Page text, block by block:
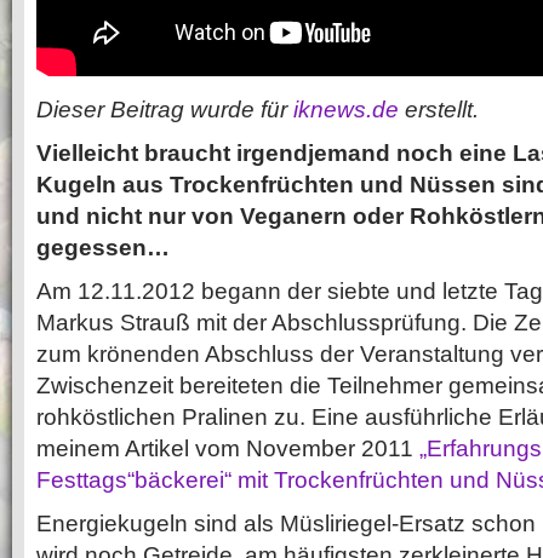
Dieser Beitrag wurde füriknews.de erstellt.
Vielleicht braucht irgendjemand noch eine
Kugeln aus Trockenfrüchten und Nüssen
und nicht nur von Veganern oder
gegessen…
Am 12.11.2012 begann der siebte und letzte
Markus Strauß mit der Abschlussprüfung. Die
zum krönenden Abschluss der Veranstaltung
Zwischenzeit bereiteten die Teilnehmer
rohköstlichen Pralinen zu. Eine ausführliche
meinem Artikel vom November 2011
Festtags“bäckerei“ mit Trockenfrüchten und
Energiekugeln sind als Müsliriegel-Ersatz